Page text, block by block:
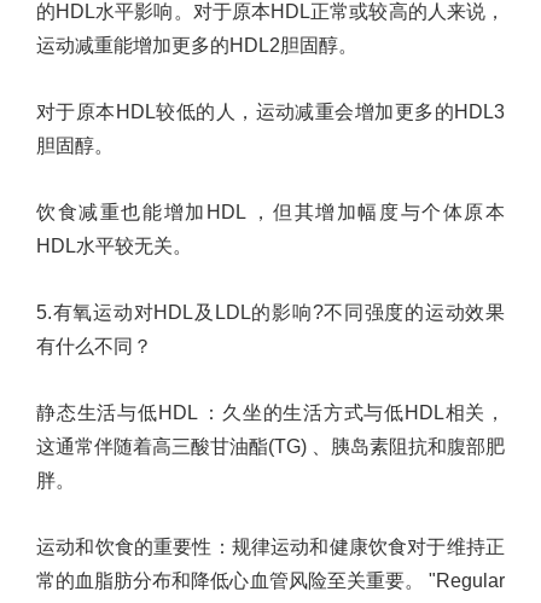
的HDL水平影响。对于原本HDL正常或较高的人来说，
运动减重能增加更多的HDL2胆固醇。
对于原本 HDL较低的人，运动减重会增加更多的HDL3
胆固醇。
饮食减重也能增加 HDL
，但其增加幅度与个体原本
HDL水平较无关。
5.有氧运动对HDL 及 LDL的影响?不同强度的运动效果
有什么不同？
静态生活与低HDL ：久坐的生活方式与低HDL相关，
这通常伴随着高三酸甘油酯(TG)
、胰岛素阻抗和腹部肥
胖。
运动和饮食的重要性：规律运动和健康饮食对于维持正
常的血脂肪分布和降低心血管风险至关重要。
"Regular